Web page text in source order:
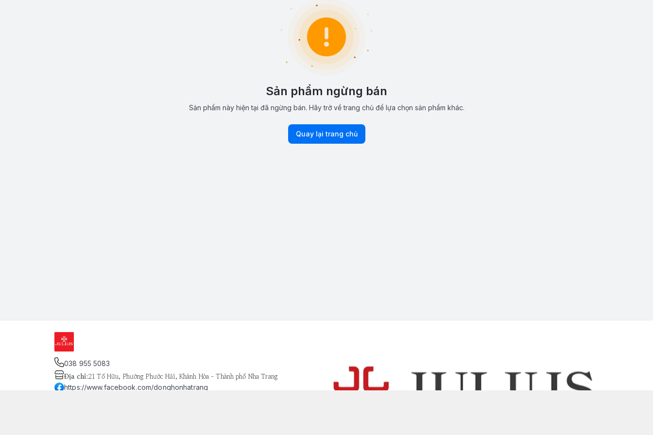
Sản phẩm ngừng bán
Sản phẩm này hiện tại đã ngừng bán. Hãy trở về trang chủ để lựa chọn sản phẩm khác.
Quay lại trang chủ
038 955 5083
Địa chỉ:21 Tố Hữu, Phường Phước Hải, Khánh Hòa - Thành phố Nha Trang
https://www.facebook.com/donghonhatrang